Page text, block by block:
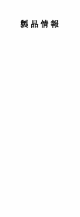
製品情報